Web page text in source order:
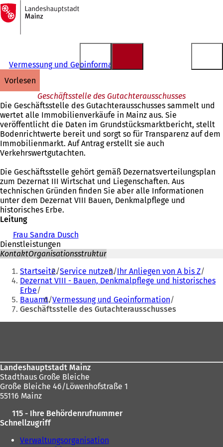
Inhalt anspringen
Zur
Startseite
Vermessung und Geoinformation
vorlesen
Geschäftsstelle des Gutachterausschusses
Die Geschäftsstelle des Gutachterausschusses sammelt und
wertet alle Immobilienverkäufe in Mainz aus. Sie
veröffentlicht die Daten im Grundstücksmarktbericht, stellt
Bodenrichtwerte bereit und sorgt so für Transparenz auf dem
Immobilienmarkt. Auf Antrag erstellt sie auch
Verkehrswertgutachten.
Die Geschäftsstelle gehört gemäß Dezernatsverteilungsplan
zum Dezernat III Wirtschat und Liegenschaften. Aus
technischen Gründen finden Sie aber alle Informationen
unter dem Dezernat VIII Bauen, Denkmalpflege und
historisches Erbe.
Leitung
Frau Sandra Dusch
Dienstleistungen
KontaktOrganisationsstruktur
Sie
befinden
sich
hier:
Startseite Service nutzen Ihr Anliegen von A bis Z
Dezernat VIII - Bauen, Denkmalpflege und historisches
Erbe
Bauamt Vermessung und Geoinformation
Geschäftsstelle des Gutachterausschusses
Landeshauptstadt Mainz
Stadthaus Große Bleiche
Große Bleiche 46/Löwenhofstraße 1
55116 Mainz
115 - Ihre Behördenrufnummer
Schnellzugriff
Verwaltungsorganisation